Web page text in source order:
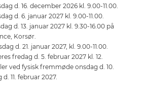
d. 16. december 2026 kl. 9.00-11.00.
d. 6. januar 2027 kl. 9.00-11.00.
d. 13. januar 2027 kl. 9.30-16.00 på
Korsør.
d. 21. januar 2027, kl. 9.00-11.00.
fredag d. 5. februar 2027 kl. 12.
ved fysisk fremmøde onsdag d. 10.
11. februar 2027.